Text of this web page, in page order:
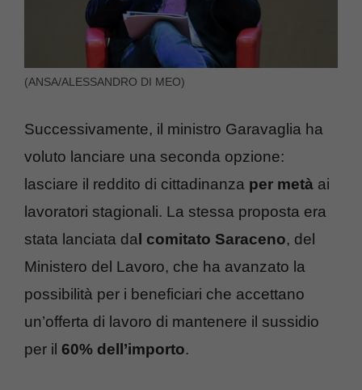
(ANSA/ALESSANDRO DI MEO)
Successivamente, il ministro Garavaglia ha
voluto lanciare una seconda opzione:
lasciare il reddito di cittadinanza per metà ai
lavoratori stagionali. La stessa proposta era
stata lanciata dal comitato Saraceno, del
Ministero del Lavoro, che ha avanzato la
possibilità per i beneficiari che accettano
un’offerta di lavoro di mantenere il sussidio
per il 60% dell’importo.